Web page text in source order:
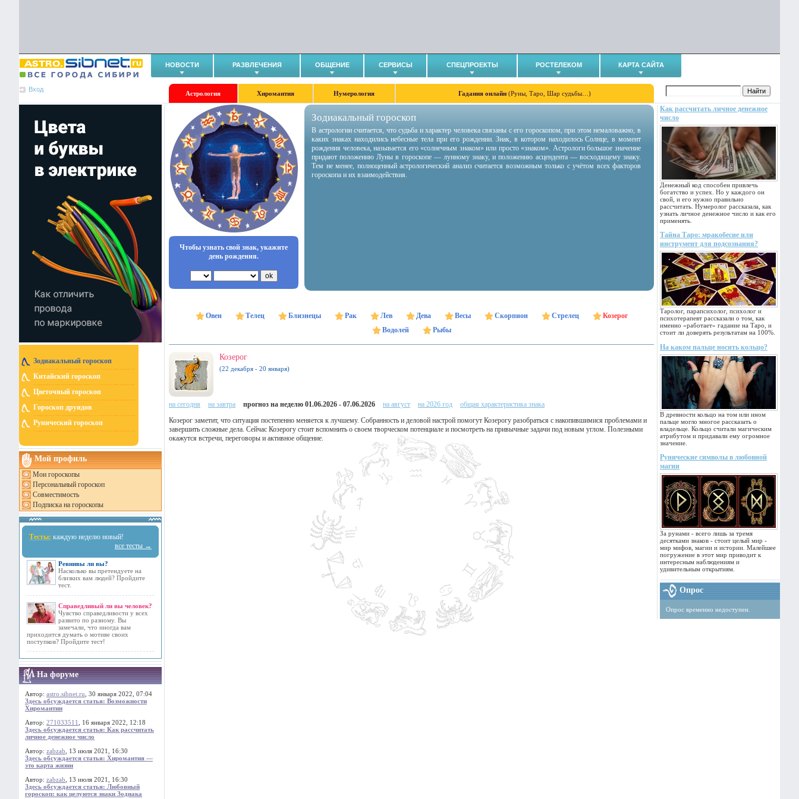
НОВОСТИ РАЗВЛЕЧЕНИЯ ОБЩЕНИЕ СЕРВИСЫ СПЕЦПРОЕКТЫ РОСТЕЛЕКОМ КАРТА САЙТА
Вход
Астрология Хиромантия Нумерология Гадания онлайн (Руны, Таро, Шар судьбы…)
Зодиакальный гороскоп
Китайский гороскоп
Цветочный гороскоп
Гороскоп друидов
Рунический гороскоп
Мой профиль
Мои гороскопы
Персональный гороскоп
Совместимость
Подписка на гороскопы
Тесты: каждую неделю новый!
все тесты →
Ревнивы ли вы?
Насколько вы претендуете на
близких вам людей? Пройдите
тест.
Справедливый ли вы человек?
Чувство справедливости у всех
развито по разному. Вы
замечали, что иногда вам
приходится думать о мотиве своих
поступков? Пройдите тест!
На форуме
Автор: astro.sibnet.ru , 30 января 2022, 07:04
Здесь обсуждается статья: Возможности
Хиромантии
Автор: 271033511
, 16 января 2022, 12:18
Здесь обсуждается статья: Как рассчитать
личное денежное число
Автор: zabzab , 13 июля 2021, 16:30
Здесь обсуждается статья: Хиромантия —
это карта жизни
Автор: zabzab , 13 июля 2021, 16:30
Здесь обсуждается статья: Любовный
гороскоп: как целуются знаки Зодиака
Как рассчитать личное денежное
число
Денежный код способен привлечь
богатство и успех. Но у каждого он
свой, и его нужно правильно
рассчитать. Нумеролог рассказала, как
узнать личное денежное число и как его
применять.
Тайна Таро: мракобесие или
инструмент для подсознания?
Таролог, парапсихолог, психолог и
психотерапевт рассказали о том, как
именно «работает» гадание на Таро, и
стоит ли доверять результатам на 100%.
На каком пальце носить кольцо?
В древности кольцо на том или ином
пальце могло многое рассказать о
владельце. Кольцо считали магическим
атрибутом и придавали ему огромное
значение.
Рунические символы в любовной
магии
За рунами - всего лишь за тремя
десятками знаков - стоит целый мир -
мир мифов, магии и истории. Малейшее
погружение в этот мир приводит к
интересным наблюдениям и
удивительным открытиям.
Опрос
Опрос временно недоступен.
Чтобы узнать свой знак, укажите
день рождения.
Зодиакальный гороскоп
В астрологии считается, что судьба и характер человека связаны с его гороскопом, при этом немаловажно, в
каких знаках находились небесные тела при его рождении. Знак, в котором находилось Солнце, в момент
рождения человека, называется его «солнечным знаком» или просто «знаком». Астрологи большое значение
придают положению Луны в гороскопе — лунному знаку, и положению асцендента — восходящему знаку.
Тем не менее, полноценный астрологический анализ считается возможным только с учётом всех факторов
гороскопа и их взаимодействия.
Овен Телец Близнецы Рак Лев Дева Весы Скорпион Стрелец
Козерог
Водолей
Рыбы
Козерог
(22 декабря - 20 января)
на сегодня на завтра прогноз на неделю 01.06.2026 - 07.06.2026 на август на 2026 год
общая характеристика знака
Козерог заметит, что ситуация постепенно меняется к лучшему. Собранность и деловой настрой помогут Козерогу разобраться с накопившимися проблемами и
завершить сложные дела. Сейчас Козерогу стоит вспомнить о своем творческом потенциале и посмотреть на привычные задачи под новым углом. Полезными
окажутся встречи, переговоры и активное общение.